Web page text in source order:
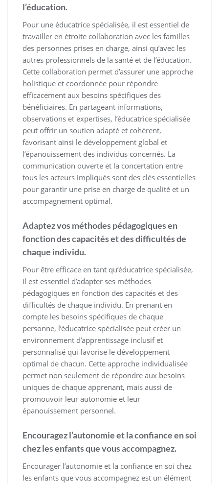
l’éducation.
Pour une éducatrice spécialisée, il est essentiel de
travailler en étroite collaboration avec les familles
des personnes prises en charge, ainsi qu’avec les
autres professionnels de la santé et de l’éducation.
Cette collaboration permet d’assurer une approche
holistique et coordonnée pour répondre
efficacement aux besoins spécifiques des
bénéficiaires. En partageant informations,
observations et expertises, l’éducatrice spécialisée
peut offrir un soutien adapté et cohérent,
favorisant ainsi le développement global et
l’épanouissement des individus concernés. La
communication ouverte et la concertation entre
tous les acteurs impliqués sont des clés essentielles
pour garantir une prise en charge de qualité et un
accompagnement optimal.
Adaptez vos méthodes pédagogiques en
fonction des capacités et des difficultés de
chaque individu.
Pour être efficace en tant qu’éducatrice spécialisée,
il est essentiel d’adapter ses méthodes
pédagogiques en fonction des capacités et des
difficultés de chaque individu. En prenant en
compte les besoins spécifiques de chaque
personne, l’éducatrice spécialisée peut créer un
environnement d’apprentissage inclusif et
personnalisé qui favorise le développement
optimal de chacun. Cette approche individualisée
permet non seulement de répondre aux besoins
uniques de chaque apprenant, mais aussi de
promouvoir leur autonomie et leur
épanouissement personnel.
Encouragez l’autonomie et la confiance en soi
chez les enfants que vous accompagnez.
Encourager l’autonomie et la confiance en soi chez
les enfants que vous accompagnez est un élément